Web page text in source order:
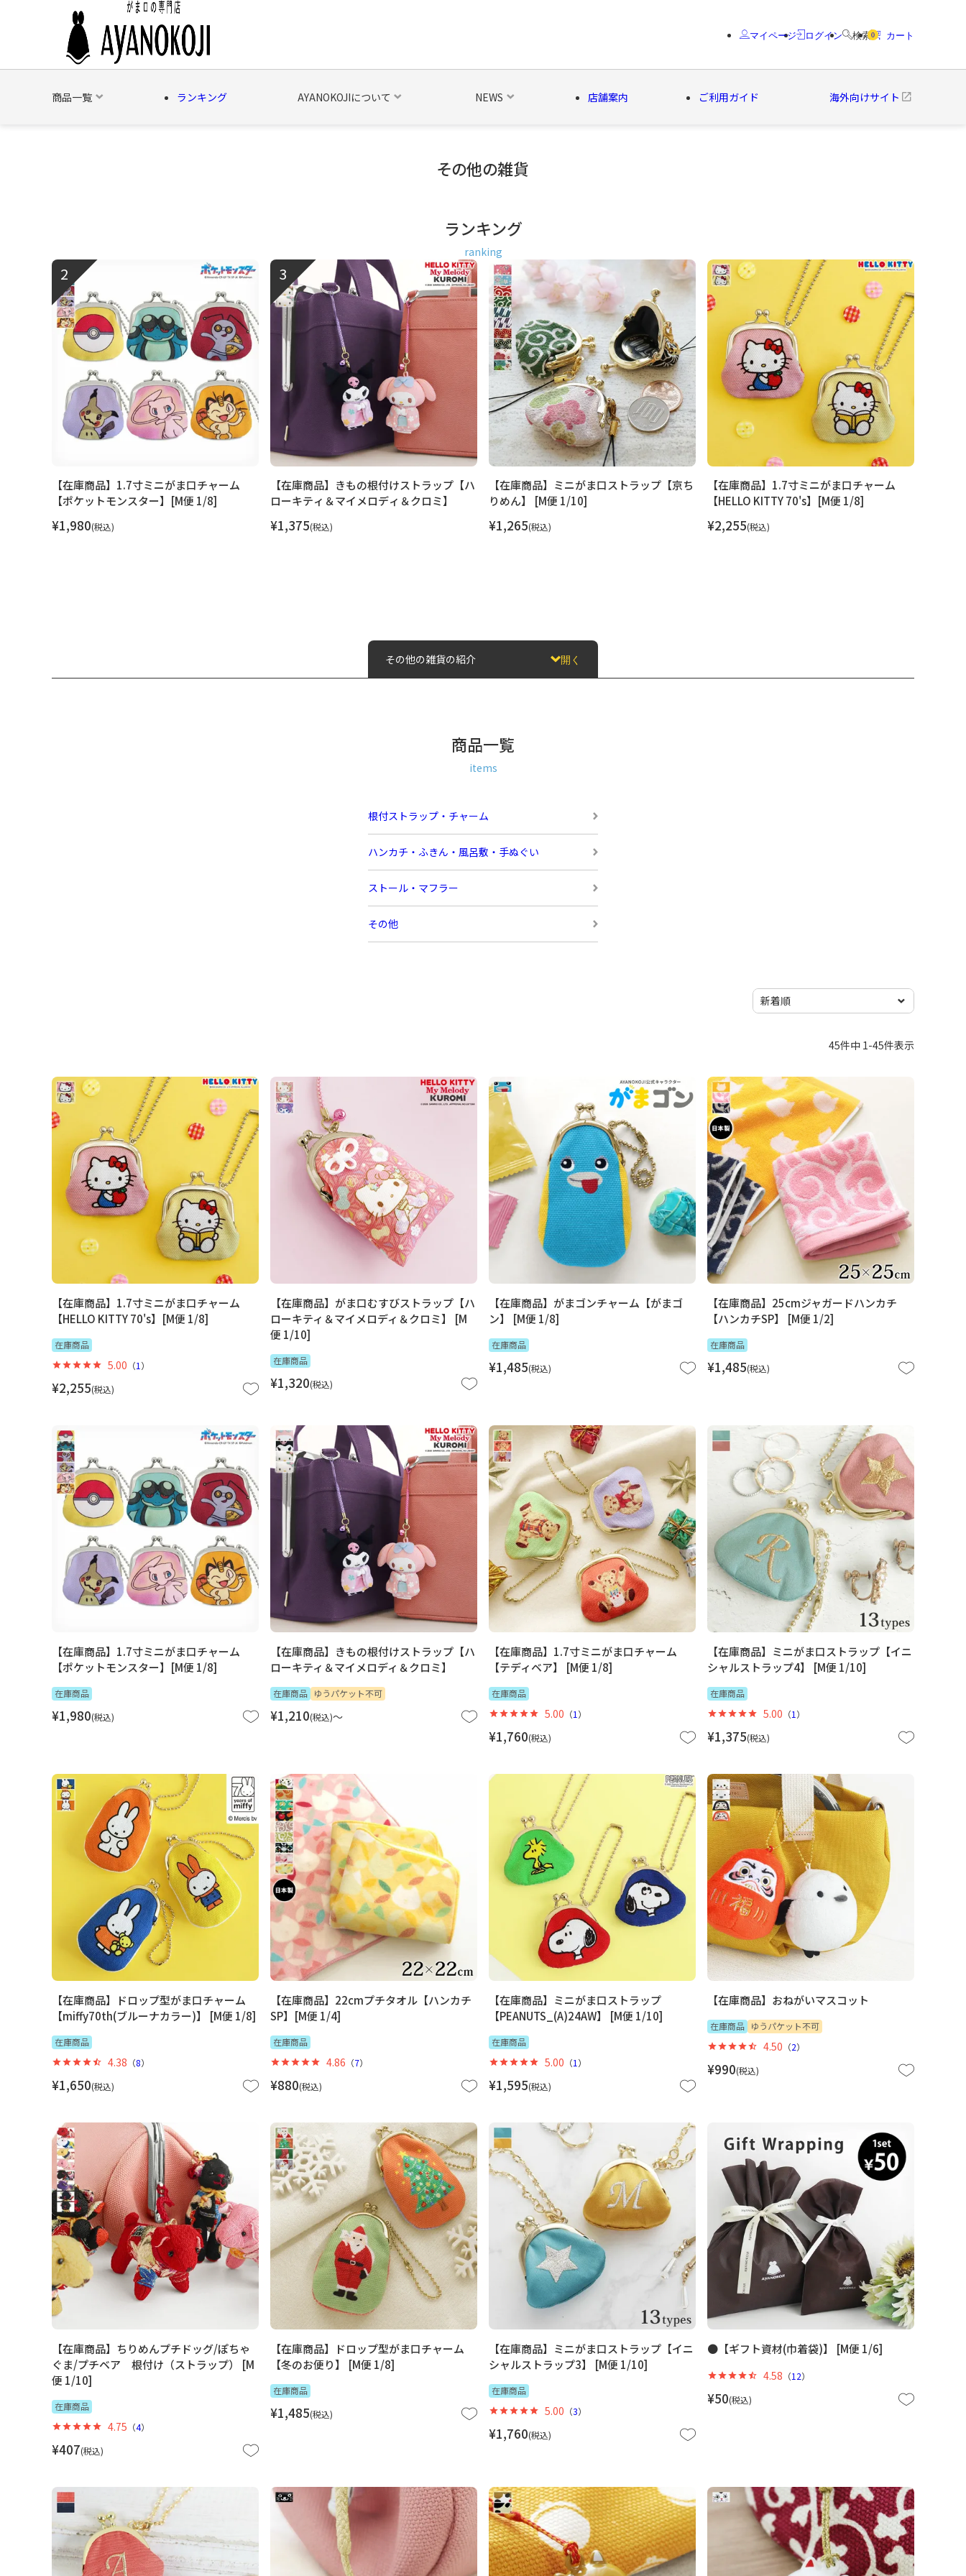
マイページ ログイン 検索 0 カート
商品一覧 ランキング AYANOKOJIについて NEWS 店舗案内 ご利用ガイド 海外向けサイト
ベルト・関連商品 新商品
その他の雑貨
ランキング
ranking
【在庫商品】1.7寸ミニがま口チャーム
【ポケットモンスター】[M便 1/8]
¥1,980 税込
【在庫商品】きもの根付けストラップ【ハ
ローキティ＆マイメロディ＆クロミ】
¥1,375 税込
【在庫商品】ミニがま口ストラップ【京ち
りめん】 [M便 1/10]
¥1,265 税込
【在庫商品】1.7寸ミニがま口チャーム
【HELLO KITTY 70's】[M便 1/8]
¥2,255 税込
その他の雑貨の紹介 開く
商品一覧
items
根付ストラップ・チャーム
ハンカチ・ふきん・風呂敷・手ぬぐい
ストール・マフラー
その他
45件中 1-45件表示
【在庫商品】1.7寸ミニがま口チャーム
【HELLO KITTY 70's】[M便 1/8]
在庫商品
¥2,255 税込
5.00 （1 ）
【在庫商品】がま口むすびストラップ【ハ
ローキティ＆マイメロディ＆クロミ】 [M
便 1/10]
在庫商品
¥1,320 税込
【在庫商品】がまゴンチャーム【がまゴ
ン】 [M便 1/8]
在庫商品
¥1,485 税込
【在庫商品】25cmジャガードハンカチ
【ハンカチSP】 [M便 1/2]
在庫商品
¥1,485 税込
【在庫商品】1.7寸ミニがま口チャーム
【ポケットモンスター】[M便 1/8]
在庫商品
¥1,980 税込
【在庫商品】きもの根付けストラップ【ハ
ローキティ＆マイメロディ＆クロミ】
在庫商品 ゆうパケット不可
¥1,210 税込 〜
【在庫商品】1.7寸ミニがま口チャーム
【テディベア】 [M便 1/8]
在庫商品
¥1,760 税込
5.00 （1 ）
【在庫商品】ミニがま口ストラップ【イニ
シャルストラップ4】 [M便 1/10]
在庫商品
¥1,375 税込
5.00 （1 ）
【在庫商品】ドロップ型がま口チャーム
【miffy70th(ブルーナカラー)】 [M便 1/8]
在庫商品
¥1,650 税込
4.38 （8）
【在庫商品】22cmプチタオル【ハンカチ
SP】[M便 1/4]
在庫商品
¥880 税込
4.86 （7）
【在庫商品】ミニがま口ストラップ
【PEANUTS_(A)24AW】 [M便 1/10]
在庫商品
¥1,595 税込
5.00 （1 ）
【在庫商品】おねがいマスコット
在庫商品 ゆうパケット不可
¥990 税込
4.50 （2）
【在庫商品】ちりめんプチドッグ/ぽちゃ
ぐま/プチベア 根付け（ストラップ） [M
便 1/10]
在庫商品
¥407 税込
4.75 （4）
【在庫商品】ドロップ型がま口チャーム
【冬のお便り】 [M便 1/8]
在庫商品
¥1,485 税込
【在庫商品】ミニがま口ストラップ【イニ
シャルストラップ3】 [M便 1/10]
在庫商品
¥1,760 税込
5.00 （3）
●【ギフト資材(巾着袋)】 [M便 1/6]
¥50 税込
4.58 （12）